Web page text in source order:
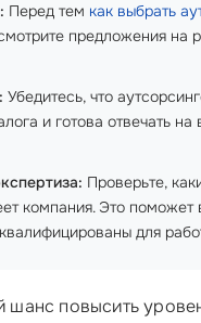
Перед тем как выбрать
предложения на
Убедитесь, что
и готова отвечать
Проверьте,
компания. Это поможет
для
шанс повысить